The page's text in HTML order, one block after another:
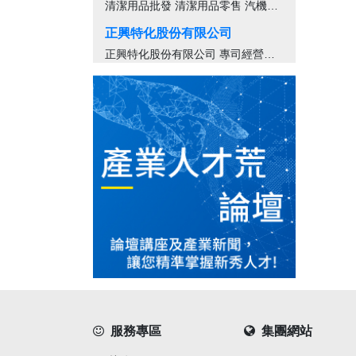
清潔用品批發 清潔用品零售 汽機車零...
正興特化股份有限公司
正興特化股份有限公司 專司經營樹脂 塑...
服務專區 集團網站